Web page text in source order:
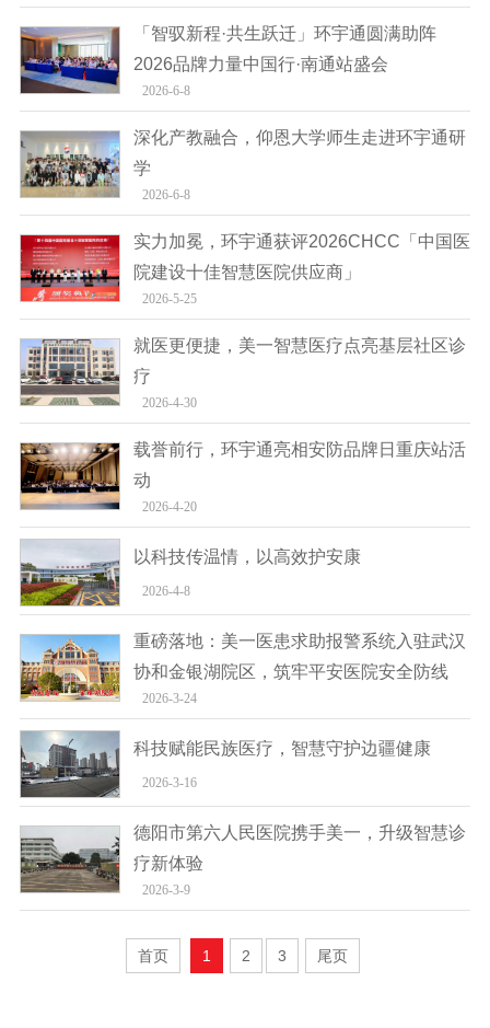
「智驭新程·共生跃迁」环宇通圆满助阵
2026品牌力量中国行·南通站盛会
2026-6-8
深化产教融合，仰恩大学师生走进环宇通研
学
2026-6-8
实力加冕，环宇通获评2026CHCC「中国医
院建设十佳智慧医院供应商」
2026-5-25
就医更便捷，美一智慧医疗点亮基层社区诊
疗
2026-4-30
载誉前行，环宇通亮相安防品牌日重庆站活
动
2026-4-20
以科技传温情，以高效护安康
2026-4-8
重磅落地：美一医患求助报警系统入驻武汉
协和金银湖院区，筑牢平安医院安全防线
2026-3-24
科技赋能民族医疗，智慧守护边疆健康
2026-3-16
德阳市第六人民医院携手美一，升级智慧诊
疗新体验
2026-3-9
首页 1 2 3 尾页